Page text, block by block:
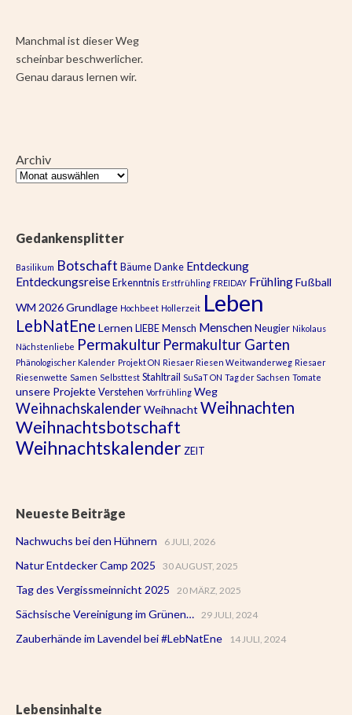
Manchmal ist dieser Weg
scheinbar beschwerlicher.
Genau daraus lernen wir.
Archiv
Gedankensplitter
Basilikum Botschaft Bäume Danke Entdeckung
Entdeckungsreise Erkenntnis Erstfrühling FREIDAY FrühlingFußball
WM 2026Grundlage Hochbeet Hollerzeit Leben
LebNatEne Lernen LIEBE Mensch Menschen Neugier Nikolaus
Nächstenliebe Permakultur Permakultur Garten
Phänologischer Kalender Projekt ON Riesaer Riesen Weitwanderweg Riesaer
Riesenwette Samen Selbsttest Stahltrail SuSaT ON Tag der Sachsen Tomate
unsere Projekte Verstehen Vorfrühling Weg
WeihnachskalenderWeihnachtWeihnachten
Weihnachtsbotschaft
Weihnachtskalender ZEIT
Neueste Beiträge
Nachwuchs bei den Hühnern 6 JULI, 2026
Natur Entdecker Camp 2025 30 AUGUST, 2025
Tag des Vergissmeinnicht 2025 20 MÄRZ, 2025
Sächsische Vereinigung im Grünen… 29 JULI, 2024
Zauberhände im Lavendel bei #LebNatEne 14 JULI, 2024
Lebensinhalte